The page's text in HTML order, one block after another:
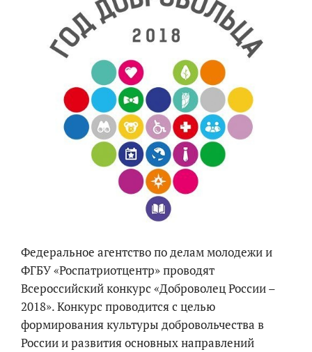
Федеральное агентство по делам молодежи и
ФГБУ «Роспатриотцентр» проводят
Всероссийский конкурс «Доброволец России –
2018». Конкурс проводится с целью
формирования культуры добровольчества в
России и развития основных направлений